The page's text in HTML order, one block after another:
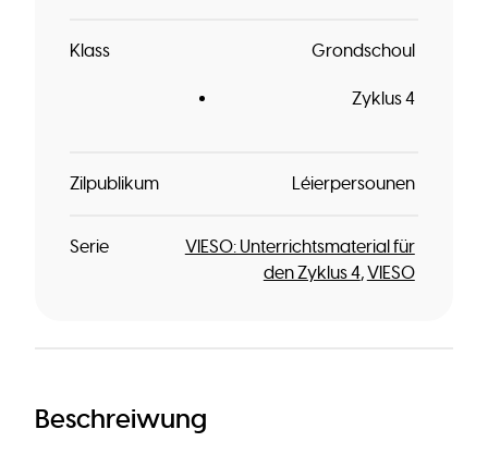
Klass Grondschoul
Zyklus 4
Zilpublikum Léierpersounen
Serie
VIESO: Unterrichtsmaterial für
den Zyklus 4 VIESO
Beschreiwung